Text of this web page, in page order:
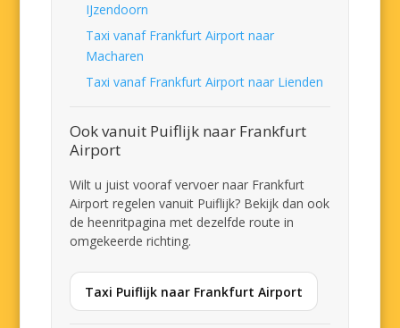
IJzendoorn
Taxi vanaf Frankfurt Airport naar
Macharen
Taxi vanaf Frankfurt Airport naar Lienden
Ook vanuit Puiflijk naar Frankfurt
Airport
Wilt u juist vooraf vervoer naar Frankfurt
Airport regelen vanuit Puiflijk? Bekijk dan ook
de heenritpagina met dezelfde route in
omgekeerde richting.
Taxi Puiflijk naar Frankfurt Airport